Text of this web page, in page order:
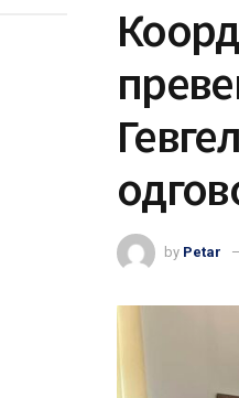
by Petar